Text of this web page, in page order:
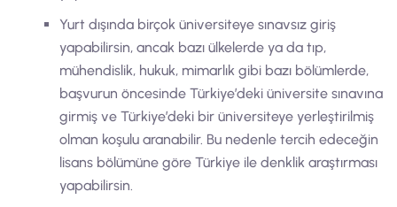
Yurt dışında birçok üniversiteye sınavsız giriş
yapabilirsin, ancak bazı ülkelerde ya da tıp,
mühendislik, hukuk, mimarlık gibi bazı bölümlerde,
başvurun öncesinde Türkiye’deki üniversite sınavına
girmiş ve Türkiye’deki bir üniversiteye yerleştirilmiş
olman koşulu aranabilir. Bu nedenle tercih edeceğin
lisans bölümüne göre Türkiye ile denklik araştırması
yapabilirsin.